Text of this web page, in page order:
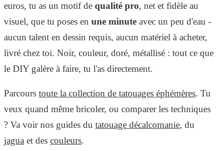
euros, tu as un motif de qualité pro, net et fidèle au
visuel, que tu poses en une minute avec un peu d'eau -
aucun talent en dessin requis, aucun matériel à acheter,
livré chez toi. Noir, couleur, doré, métallisé : tout ce que
le DIY galère à faire, tu l'as directement.
Parcours toute la collection de tatouages éphémères. Tu
veux quand même bricoler, ou comparer les techniques
? Va voir nos guides du tatouage décalcomanie, du
jagua et des couleurs.